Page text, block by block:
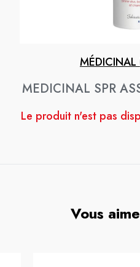
MÉDICINAL
MEDICINAL SPR
Le produit n'est pas
Vous